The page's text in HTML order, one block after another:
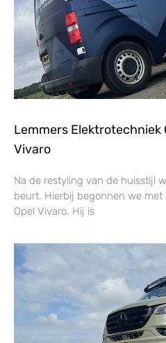
Lemmers Elektrotechniek
Vivaro
Na de restyling van de huisstijl
beurt. Hierbij begonnen we
Opel Vivaro. Hij is